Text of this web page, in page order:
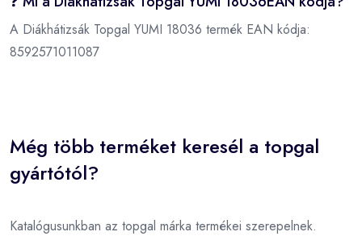
A Diákhátizsák Topgal YUMI 18036 termék EAN kódja:
8592571011087
Még több terméket keresél a topgal
gyártótól?
Katalógusunkban az topgal márka termékei szerepelnek.